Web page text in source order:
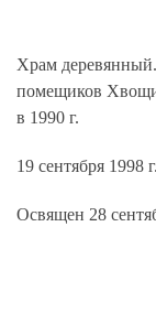
Храм деревянный.
помещиков
в 1990 г.
19 сентября
Освящен 28